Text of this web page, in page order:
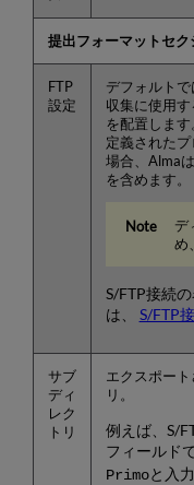
提出フォーマットセク
FTP
設定
デフォルト
収集に使用
を配置しま
定義された
場合、Alma
を含めます。
デ
め
S/FTP接続
は、 S/FTP
サブ
ディ
レク
トリ
エクスポー
リ。
例えば、S/
フィールド
Primoと入